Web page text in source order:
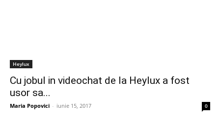
Heylux
Cu jobul in videochat de la Heylux a fost
usor sa...
Maria Popovici - iunie 15, 2017 0